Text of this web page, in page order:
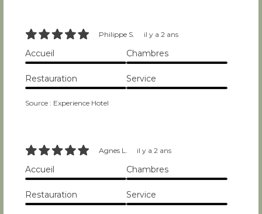
10/10 Philippe S. il y a 2 ans
Accueil
Chambres
Restauration
Service
Source : Experience Hotel
10/10 Agnes L. il y a 2 ans
Accueil
Chambres
Restauration
Service